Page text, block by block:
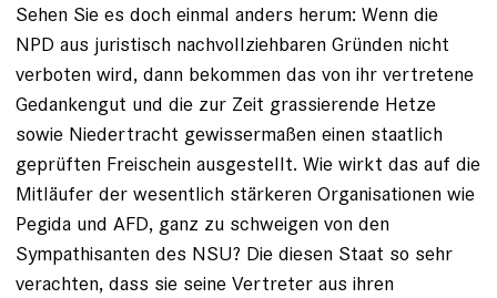
Sehen Sie es doch einmal anders herum: Wenn die
NPD aus juristisch nachvollziehbaren Gründen nicht
verboten wird, dann bekommen das von ihr vertretene
Gedankengut und die zur Zeit grassierende Hetze
sowie Niedertracht gewissermaßen einen staatlich
geprüften Freischein ausgestellt. Wie wirkt das auf die
Mitläufer der wesentlich stärkeren Organisationen wie
Pegida und AFD, ganz zu schweigen von den
Sympathisanten des NSU? Die diesen Staat so sehr
verachten, dass sie seine Vertreter aus ihren